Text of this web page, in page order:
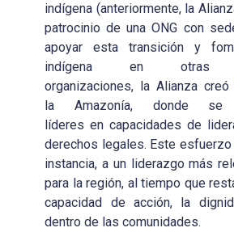
indígena (anteriormente, la
patrocinio de una ONG con
apoyar esta transición y
indígena en otras
organizaciones, la Alianza
la Amazonía, donde se
líderes en capacidades de
derechos legales. Este esfuerzo
instancia, a un liderazgo más
para la región, al tiempo que
capacidad de acción, la
dentro de las comunidades.